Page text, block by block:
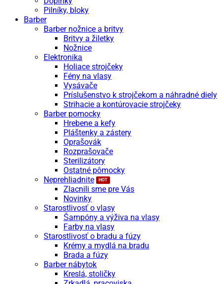
Pilníky, bloky
Barber
Barber nožnice a britvy
Britvy a žiletky
Nožnice
Elektronika
Holiace strojčeky
Fény na vlasy
Vysávače
Príslušenstvo k strojčekom a náhradné diely
Strihacie a kontúrovacie strojčeky
Barber pomocky
Hrebene a kefy
Pláštenky a zástery
Oprašovák
Rozprašovače
Sterilizátory
Ostatné pômocky
Neprehliadnite
Zlacnili sme pre Vás
Novinky
Starostlivosť o vlasy
Šampóny a výživa na vlasy
Farby na vlasy
Starostlivosť o bradu a fúzy
Krémy a mydlá na bradu
Brada a fúzy
Barber nábytok
Kreslá, stoličky